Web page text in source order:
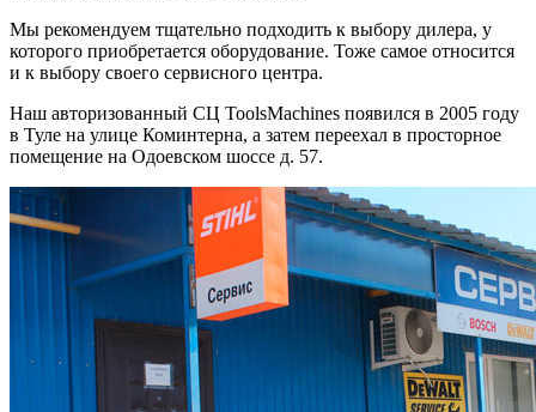
Мы рекомендуем тщательно подходить к выбору дилера, у
которого приобретается оборудование. Тоже самое относится
и к выбору своего сервисного центра.
Наш авторизованный СЦ ToolsMachines появился в 2005 году
в Туле на улице Коминтерна, а затем переехал в просторное
помещение на Одоевском шоссе д. 57.